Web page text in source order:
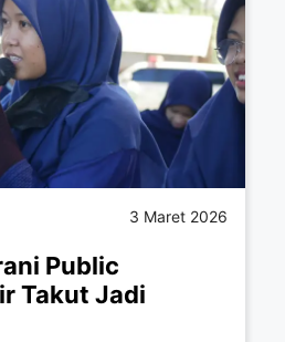
3 Maret 2026
Public
Takut Jadi